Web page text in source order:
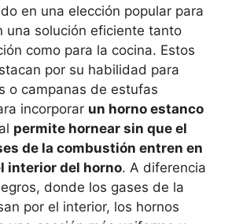
en una elección popular para
una solución eficiente tanto
como para la cocina. Estos
por su habilidad para
o campanas de estufas
incorporar un horno estanco
permite hornear sin que el
de la combustión entren en
interior del horno. A diferencia
donde los gases de la
por el interior, los hornos